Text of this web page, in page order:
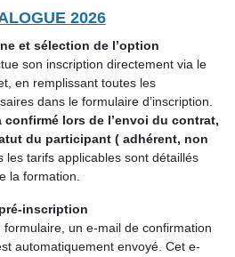
2026
et sélection de l’option
son inscription directement via le
en remplissant toutes les
dans le formulaire d’inscription.
confirmé lors de l’envoi du contrat,
du participant ( adhérent, non
les tarifs applicables sont détaillés
la formation.
inscription
formulaire, un e-mail de confirmation
automatiquement envoyé. Cet e-